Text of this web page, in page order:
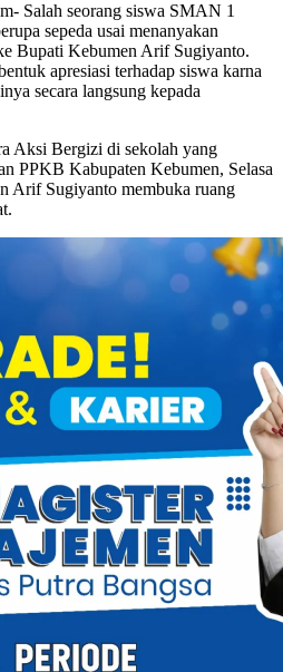
Salah seorang siswa SMAN 1
sepeda usai menanyakan
Bupati Kebumen Arif Sugiyanto.
apresiasi terhadap siswa karna
secara langsung kepada
Aksi Bergizi di sekolah yang
PPKB Kabupaten Kebumen, Selasa
Arif Sugiyanto membuka ruang